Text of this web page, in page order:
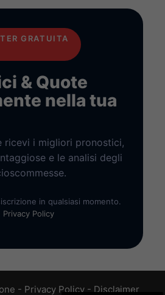
GRATUITA
& Quote
nella tua
ricevi i migliori pronostici,
e le analisi degli
in qualsiasi momento.
Privacy Policy
- Privacy Policy - Disclaimer